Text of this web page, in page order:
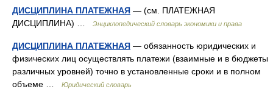
ДИСЦИПЛИНА ПЛАТЕЖНАЯ — (см. ПЛАТЕЖНАЯ
ДИСЦИПЛИНА) …
Энциклопедический словарь экономики и права
ДИСЦИПЛИНА ПЛАТЕЖНАЯ — обязанность юридических и
физических лиц осуществлять платежи (взаимные и в бюджеты
различных уровней) точно в установленные сроки и в полном
объеме …
Юридический словарь